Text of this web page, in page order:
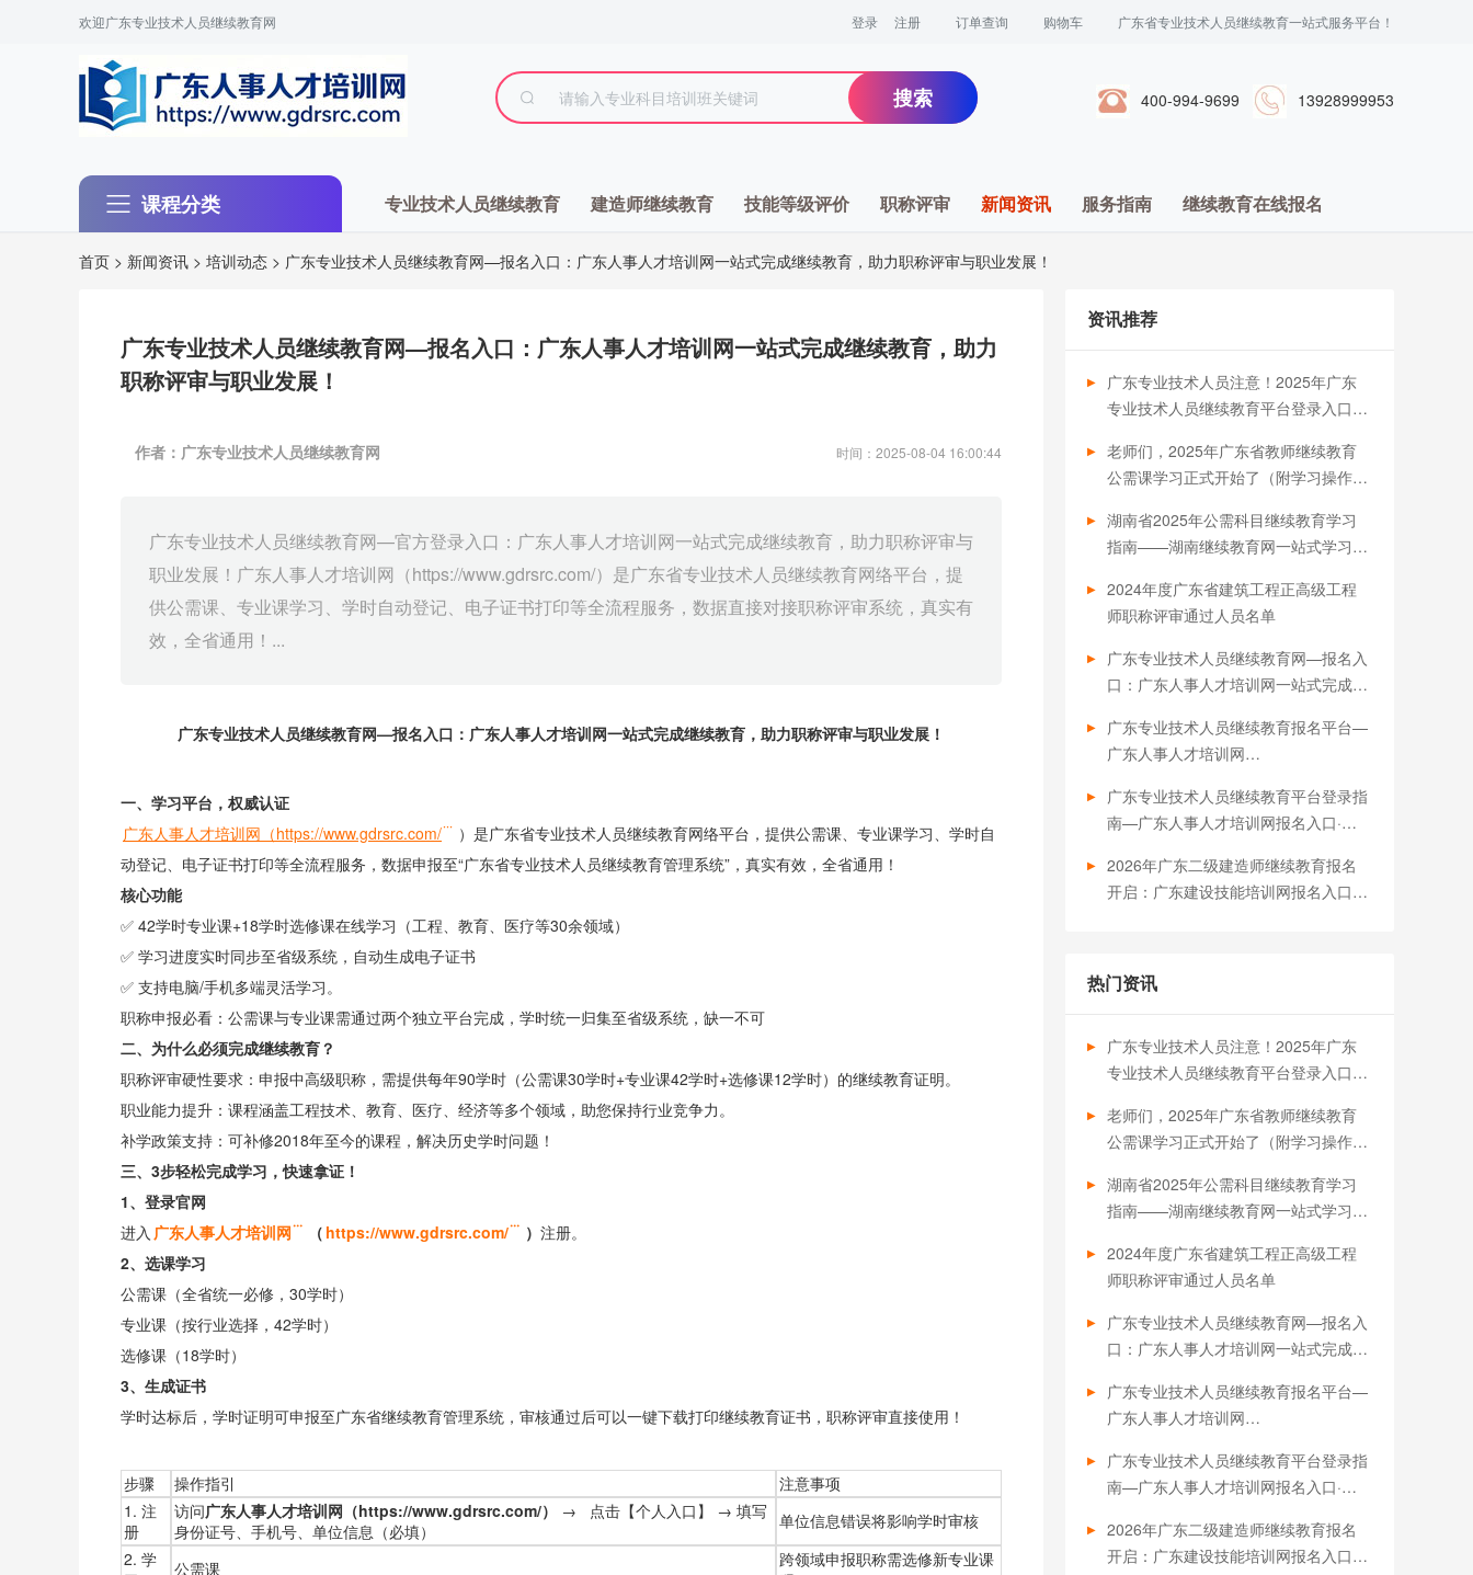
欢迎广东专业技术人员继续教育网 登录 注册 订单查询 购物车 广东省专业技术人员继续教育一站式服务平台！
搜索 400-994-9699 13928999953
课程分类 专业技术人员继续教育 建造师继续教育 技能等级评价 职称评审 新闻资讯 服务指南 继续教育在线报名
首页 > 新闻资讯 > 培训动态 > 广东专业技术人员继续教育网—报名入口：广东人事人才培训网一站式完成继续教育，助力职称评审与职业发展！
广东专业技术人员继续教育网—报名入口：广东人事人才培训网一站式完成继续教育，助力
职称评审与职业发展！
作者：广东专业技术人员继续教育网 时间：2025-08-04 16:00:44
广东专业技术人员继续教育网—官方登录入口：广东人事人才培训网一站式完成继续教育，助力职称评审与
职业发展！广东人事人才培训网（https://www.gdrsrc.com/）是广东省专业技术人员继续教育网络平台，提
供公需课、专业课学习、学时自动登记、电子证书打印等全流程服务，数据直接对接职称评审系统，真实有
效，全省通用！...
广东专业技术人员继续教育网—报名入口：广东人事人才培训网一站式完成继续教育，助力职称评审与职业发展！
一、学习平台，权威认证
广东人事人才培训网（https://www.gdrsrc.com/
）是广东省专业技术人员继续教育网络平台，提供公需课、专业课学习、学时自
动登记、电子证书打印等全流程服务，数据申报至“广东省专业技术人员继续教育管理系统”，真实有效，全省通用！
核心功能
✅ 42学时专业课+18学时选修课在线学习（工程、教育、医疗等30余领域）
✅ 学习进度实时同步至省级系统，自动生成电子证书
✅ 支持电脑/手机多端灵活学习。
职称申报必看：公需课与专业课需通过两个独立平台完成，学时统一归集至省级系统，缺一不可
二、为什么必须完成继续教育？
职称评审硬性要求：申报中高级职称，需提供每年90学时（公需课30学时+专业课42学时+选修课12学时）的继续教育证明。
职业能力提升：课程涵盖工程技术、教育、医疗、经济等多个领域，助您保持行业竞争力。
补学政策支持：可补修2018年至今的课程，解决历史学时问题！
三、3步轻松完成学习，快速拿证！
1、登录官网
进入 广东人事人才培训网 （ https://www.gdrsrc.com/ ） 注册。
2、选课学习
公需课（全省统一必修，30学时）
专业课（按行业选择，42学时）
选修课（18学时）
3、生成证书
学时达标后，学时证明可申报至广东省继续教育管理系统，审核通过后可以一键下载打印继续教育证书，职称评审直接使用！
步骤 操作指引
注意事项
1. 注
册
访问广东人事人才培训网 （https://www.gdrsrc.com/）
→ 点击【个人入口】 → 填写
身份证号、手机号、单位信息（必填）
单位信息错误将影响学时审核
2. 学
公需课
跨领域申报职称需选修新专业课
资讯推荐
广东专业技术人员注意！2025年广东
专业技术人员继续教育平台登录入口汇
老师们，2025年广东省教师继续教育
公需课学习正式开始了（附学习操作流
湖南省2025年公需科目继续教育学习
指南——湖南继续教育网一站式学习平
2024年度广东省建筑工程正高级工程
师职称评审通过人员名单
广东专业技术人员继续教育网—报名入
口：广东人事人才培训网一站式完成继
广东专业技术人员继续教育报名平台—
广东人事人才培训网
升的得力助手！
广东专业技术人员继续教育平台登录指
南—广东人事人才培训网报名入口·一
2026年广东二级建造师继续教育报名
开启：广东建设技能培训网报名入口
热门资讯
广东专业技术人员注意！2025年广东
专业技术人员继续教育平台登录入口汇
老师们，2025年广东省教师继续教育
公需课学习正式开始了（附学习操作流
湖南省2025年公需科目继续教育学习
指南——湖南继续教育网一站式学习平
2024年度广东省建筑工程正高级工程
师职称评审通过人员名单
广东专业技术人员继续教育网—报名入
口：广东人事人才培训网一站式完成继
广东专业技术人员继续教育报名平台—
广东人事人才培训网
升的得力助手！
广东专业技术人员继续教育平台登录指
南—广东人事人才培训网报名入口·一
2026年广东二级建造师继续教育报名
开启：广东建设技能培训网报名入口